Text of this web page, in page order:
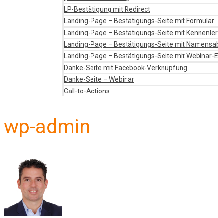
LP-Bestätigung mit Redirect
Landing-Page – Bestätigungs-Seite mit Formular
Landing-Page – Bestätigungs-Seite mit
Landing-Page – Bestätigungs-Seite mit
Landing-Page – Bestätigungs-Seite mit Webinar-
Danke-Seite mit Facebook-Verknüpfung
Danke-Seite – Webinar
Call-to-Actions
wp-admin